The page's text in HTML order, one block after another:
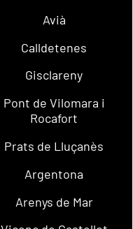
Avià
Calldetenes
Gisclareny
Pont de Vilomara i
Rocafort
Prats de Lluçanès
Argentona
Arenys de Mar